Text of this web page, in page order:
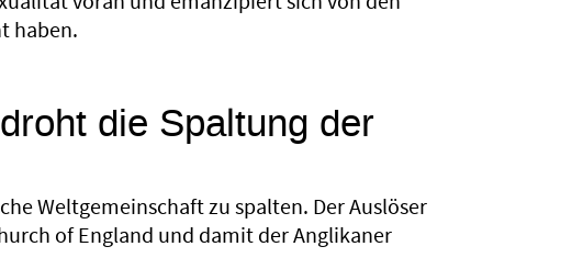
haben.
die Spaltung der
Weltgemeinschaft zu spalten. Der Auslöser
of England und damit der Anglikaner